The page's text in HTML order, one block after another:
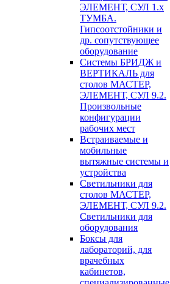
ЭЛЕМЕНТ, СУЛ 1.х
ТУМБА.
Гипсоотстойники и
др. сопутствующее
оборудование
Системы БРИДЖ и
ВЕРТИКАЛЬ для
столов МАСТЕР,
ЭЛЕМЕНТ, СУЛ 9.2.
Произвольные
конфигурации
рабочих мест
Встраиваемые и
мобильные
вытяжные системы и
устройства
Светильники для
столов МАСТЕР,
ЭЛЕМЕНТ, СУЛ 9.2.
Светильники для
оборудования
Боксы для
лабораторий, для
врачебных
кабинетов,